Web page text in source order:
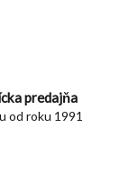
predajňa
od roku 1991